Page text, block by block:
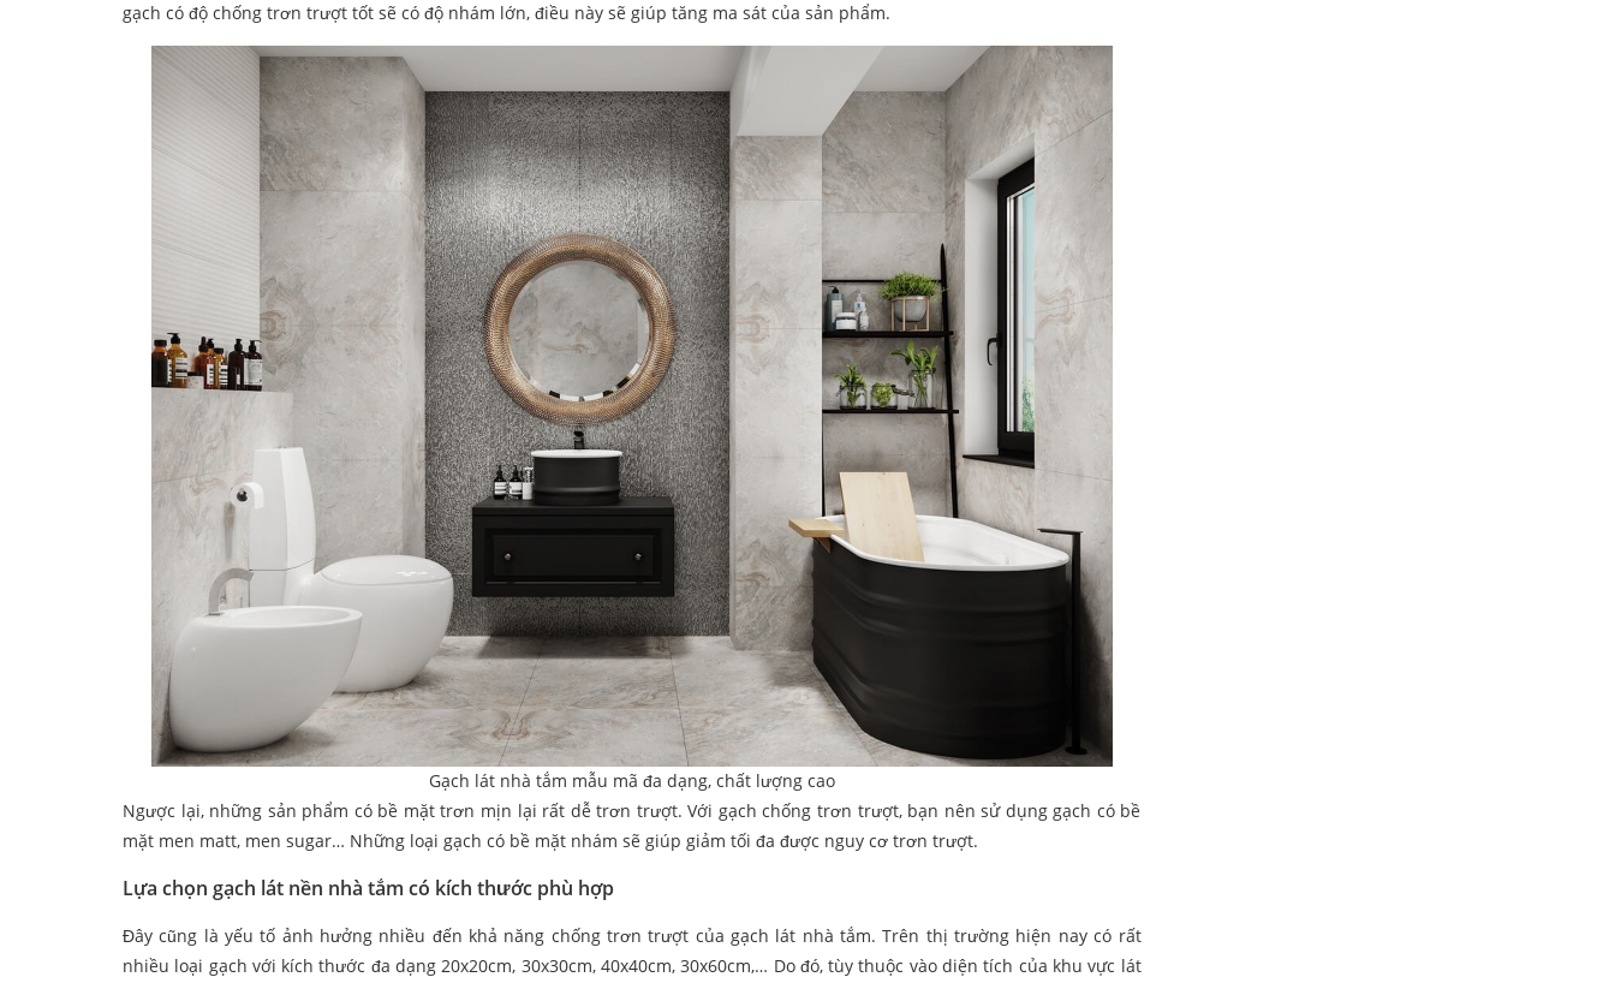
gạch có độ chống trơn trượt tốt sẽ có độ nhám lớn, điều này sẽ giúp tăng ma sát của sản phẩm.
Gạch lát nhà tắm mẫu mã đa dạng, chất lượng cao
Ngược lại, những sản phẩm có bề mặt trơn mịn lại rất dễ trơn trượt. Với gạch chống trơn trượt, bạn nên sử dụng gạch có bề
mặt men matt, men sugar… Những loại gạch có bề mặt nhám sẽ giúp giảm tối đa được nguy cơ trơn trượt.
Lựa chọn gạch lát nền nhà tắm có kích thước phù hợp
Đây cũng là yếu tố ảnh hưởng nhiều đến khả năng chống trơn trượt của gạch lát nhà tắm. Trên thị trường hiện nay có rất
nhiều loại gạch với kích thước đa dạng 20x20cm, 30x30cm, 40x40cm, 30x60cm,… Do đó, tùy thuộc vào diện tích của khu vực lát